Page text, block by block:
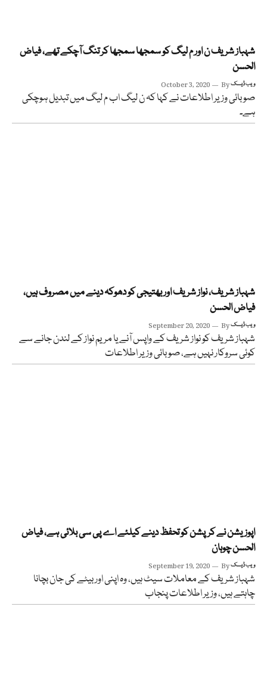
شہباز شریف ن اور م لیگ کو سمجھا سمجھا کر تنگ آچکے تھے، فیاض
الحسن
October 3, 2020 Byویب ڈیسک
صوبائی وزیر اطلاعات نے کہا کہ ن لیگ اب م لیگ میں تبدیل ہوچکی
ہے۔
شہباز شریف، نواز شریف اور بھتیجی کو دھوکہ دینے میں مصروف ہیں،
فیاض الحسن
September 20, 2020 Byویب ڈیسک
شہباز شریف کو نواز شریف کے واپس آنے یا مریم نواز کے لندن جانے سے
کوئی سروکار نہیں ہے، صوبائی وزیر اطلاعات
اپوزیشن نے کرپشن کو تحفظ دینے کیلئے اے پی سی بلائی ہے، فیاض
الحسن چوہان
September 19, 2020 Byویب ڈیسک
شہباز شریف کے معاملات سیٹ ہیں، وہ اپنی اور بیٹے کی جان بچانا
چاہتے ہیں، وزیر اطلاعات پنجاب